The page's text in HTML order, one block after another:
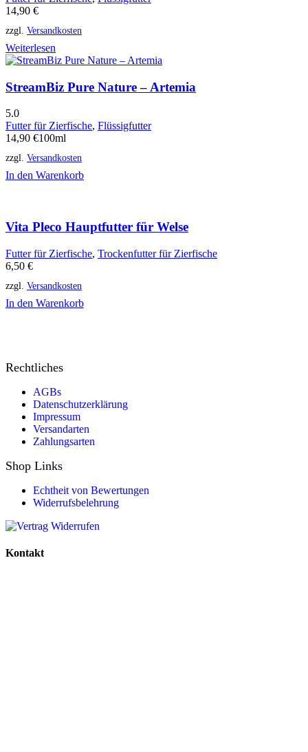
14,90 €
zzgl. Versandkosten
Weiterlesen
StreamBiz Pure Nature – Artemia
5.0
Futter für Zierfische, Flüssigfutter
14,90 €100ml
zzgl. Versandkosten
In den Warenkorb
Vita Pleco Hauptfutter für Welse
Futter für Zierfische, Trockenfutter für Zierfische
6,50 €
zzgl. Versandkosten
In den Warenkorb
Rechtliches
AGBs
Datenschutzerklärung
Impressum
Versandarten
Zahlungsarten
Shop Links
Echtheit von Bewertungen
Widerrufsbelehrung
Kontakt